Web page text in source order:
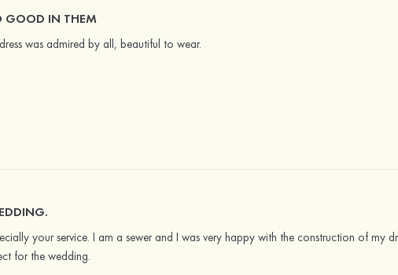
GOOD IN THEM
was admired by all, beautiful to wear.
your service. I am a sewer and I was very happy with the construction of my
for the wedding.